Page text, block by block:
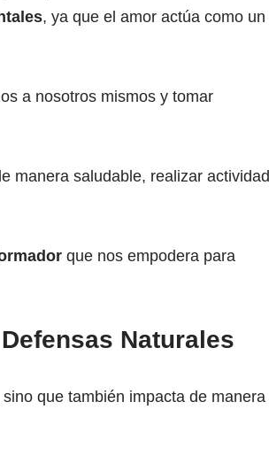
, ya que el amor actúa como un
a nosotros mismos y tomar
manera saludable, realizar actividad
que nos empodera para
Naturales
que también impacta de manera